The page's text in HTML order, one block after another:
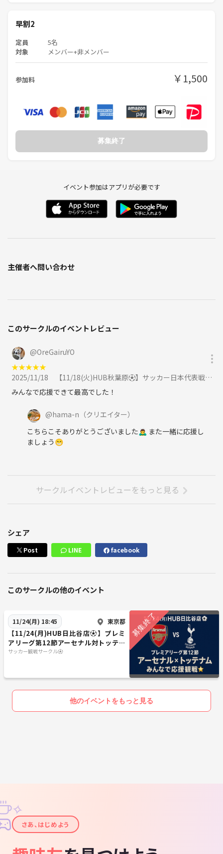
早割2
定員 5名
対象 メンバー+非メンバー
参加料 ￥1,500
募集終了
イベント参加はアプリが必要です
主催者へ問い合わせ
このサークルのイベントレビュー
@OreGairuYO
★★★★★
2025/11/18
【11/18(火)HUB秋葉原⚽️】サッカー日本代表戦×スポーツ好き！みんなで応援観戦🌟に参加
みんなで応援できて最高でした！
@hama-n （クリエイター）
こちらこそありがとうございました🙇‍♂️ また一緒に応援し
ましょう😁
サークルイベントレビューをもっと見る
シェア
Post LINE facebook
このサークルの他のイベント
11/24(月) 18:45 東京都
【11/24(月)HUB日比谷店⚽️】プレミ
アリーグ第12節アーセナル対トッテナ
ム(再)！みんなで応援観戦🌟
サッカー観戦サークル⚽️
他のイベントをもっと見る
✦
✧
さあ、はじめよう